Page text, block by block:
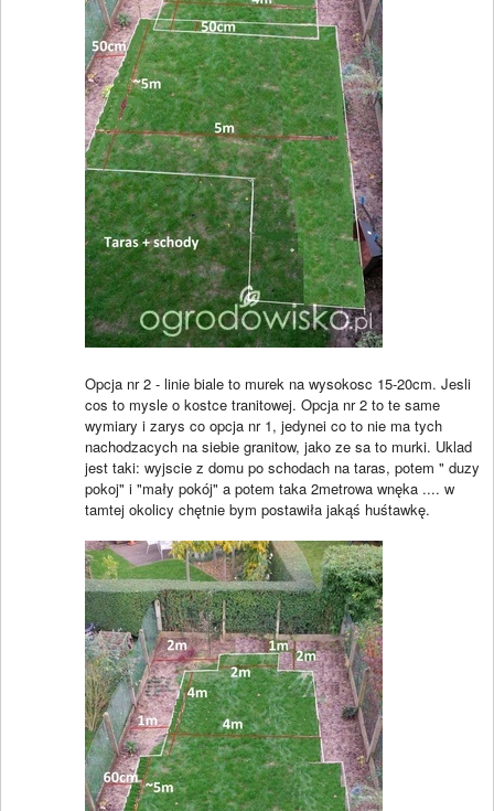
Opcja nr 2 - linie biale to murek na wysokosc 15-20cm. Jesli
cos to mysle o kostce tranitowej. Opcja nr 2 to te same
wymiary i zarys co opcja nr 1, jedynei co to nie ma tych
nachodzacych na siebie granitow, jako ze sa to murki. Uklad
jest taki: wyjscie z domu po schodach na taras, potem " duzy
pokoj" i "mały pokój" a potem taka 2metrowa wnęka .... w
tamtej okolicy chętnie bym postawiła jakąś huśtawkę.